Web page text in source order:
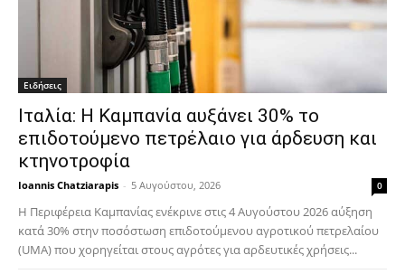
Ειδήσεις
Ιταλία: Η Καμπανία αυξάνει 30% το
επιδοτούμενο πετρέλαιο για άρδευση και
κτηνοτροφία
Ioannis Chatziarapis - 5 Αυγούστου, 2026 0
Η Περιφέρεια Καμπανίας ενέκρινε στις 4 Αυγούστου 2026 αύξηση
κατά 30% στην ποσόστωση επιδοτούμενου αγροτικού πετρελαίου
(UMA) που χορηγείται στους αγρότες για αρδευτικές χρήσεις...